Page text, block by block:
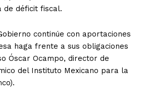
de déficit fiscal.
continúe con aportaciones
haga frente a sus obligaciones
Óscar Ocampo, director de
del Instituto Mexicano para la